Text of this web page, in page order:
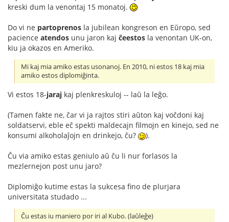
kreski dum la venontaj 15 monatoj.
Do vi ne partoprenos la jubilean kongreson en Eŭropo, sed
pacience atendos unu jaron kaj ĉeestos la venontan UK-on,
kiu ja okazos en Ameriko.
Mi kaj mia amiko estas usonanoj. En 2010, ni estos 18 kaj mia
amiko estos diplomiĝinta.
Vi estos 18-jaraj kaj plenkreskuloj -- laŭ la leĝo.
(Tamen fakte ne, ĉar vi ja rajtos stiri aŭton kaj voĉdoni kaj
soldatservi, eble eĉ spekti maldecajn filmojn en kinejo, sed ne
konsumi alkoholaĵojn en drinkejo, ĉu?
).
Ĉu via amiko estas geniulo aŭ ĉu li nur forlasos la
mezlernejon post unu jaro?
Diplomiĝo kutime estas la sukcesa fino de plurjara
universitata studado ...
Ĉu estas iu maniero por iri al Kubo. (laŭleĝe)